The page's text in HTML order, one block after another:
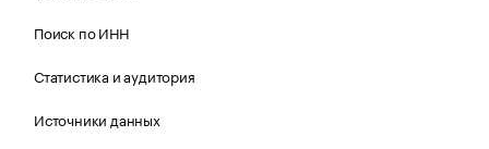
Поиск по ИНН
Статистика и аудитория
Источники данных